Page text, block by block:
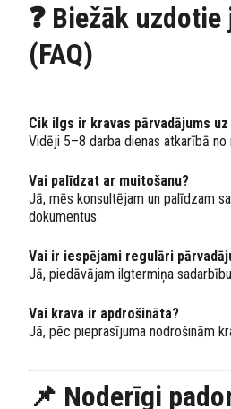
❓ Biežāk
(FAQ)
Cik ilgs ir kravas pārvadājums
Vidēji 5–8 darba dienas atkarībā no
Vai palīdzat ar muitošanu?
Jā, mēs konsultējam un palīdzam
dokumentus.
Vai ir iespējami regulāri
Jā, piedāvājam ilgtermiņa
Vai krava ir apdrošināta?
Jā, pēc pieprasījuma nodrošinām
📌 Noderīgi